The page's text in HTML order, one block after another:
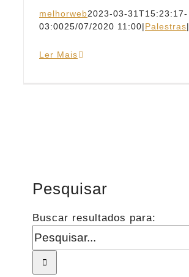
melhorweb2023-03-31T15:23:17-
03:0025/07/2020 11:00|Palestras|
Ler Mais
Pesquisar
Buscar resultados para: